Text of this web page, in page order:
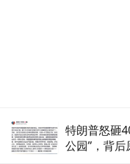
特朗普怒砸
公园”，背
女子花2万多元网
包，竟是1年前自